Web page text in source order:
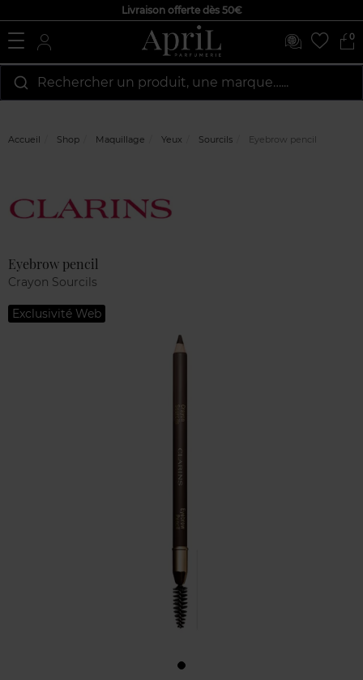
Livraison offerte dès 50€
0
Rechercher un produit, une marque…...
Accueil Shop Maquillage Yeux Sourcils Eyebrow pencil
Eyebrow pencil
Crayon Sourcils
Exclusivité Web